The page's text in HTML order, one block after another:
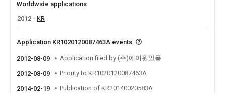
Worldwide applications
2012
KR
Application KR1020120087463A events
2012-08-09 Application filed by (주)에이원알폼
2012-08-09 Priority to KR1020120087463A
2014-02-19 Publication of KR20140020583A